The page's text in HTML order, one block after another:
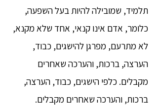
תלמיד, שמובילה להיות בעל השפעה,
כלומר, אדם אינו קנאי, אחד שלא מקנא,
לא מתרעם, מפרגן להישגים, כבוד,
הערצה, ברכות, והערכה שאחרים
מקבלים. כלפי הישגים, כבוד, הערצה,
ברכות, והערכה שאחרים מקבלים.